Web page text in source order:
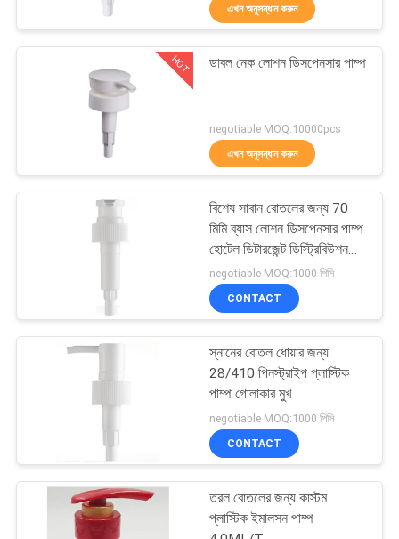
খবর
ম্যাপ
PRIVACY
কসমেটিক লোশন পাম্প
হ্যান্ড স্যানিটাইজার ফোম
পাম্প
তরল সাবান বিতরণকারী
31
এখন অনুসন্ধান করুন
HOT ডাবল নেক লোশন ডিসপেনসার পাম্প
negotiable MOQ:10000pcs
এখন অনুসন্ধান করুন
বিশেষ সাবান বোতলের জন্য 70
মিমি ব্যাস লোশন ডিসপেনসার পাম্প
হোটেল ডিটারজেন্ট ডিস্ট্রিবিউশন
পাম্প
negotiable MOQ:1000 পিসি
CONTACT
স্নানের বোতল ধোয়ার জন্য
28/410 পিনস্ট্রাইপ প্লাস্টিক
পাম্প গোলাকার মুখ
negotiable MOQ:1000 পিসি
CONTACT
তরল বোতলের জন্য কাস্টম
প্লাস্টিক ইমালসন পাম্প